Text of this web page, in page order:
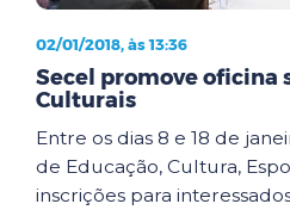
02/01/2018, às 13:36
Secel promove oficina
Culturais
Entre os dias 8 e 18 de
de Educação, Cultura,
inscrições para